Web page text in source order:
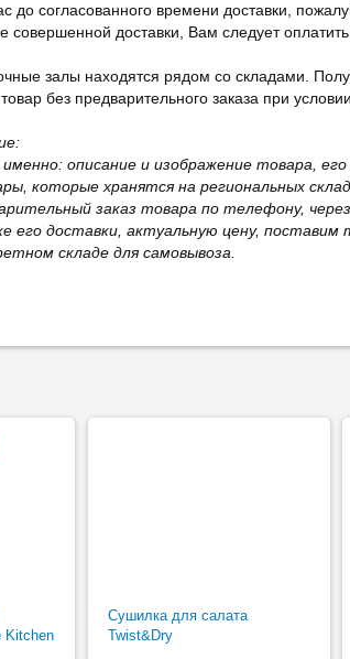
до согласованного времени доставки,
совершенной доставки, Вам следует
залы находятся рядом со складами.
без предварительного заказа при
описание и изображение товара,
которые хранятся на региональных
заказ товара по телефону,
его доставки, актуальную цену,
складе для самовывоза.
Kitchen
Сушилка для салата
Twist&Dry